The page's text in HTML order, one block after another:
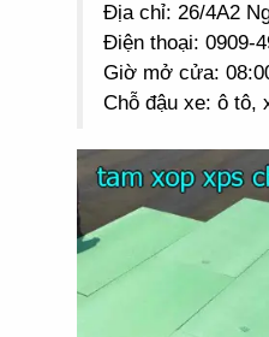
Địa chỉ: 26/4A2
Điện thoại: 0909-
Giờ mở cửa:
Chỗ đậu xe: ô tô,